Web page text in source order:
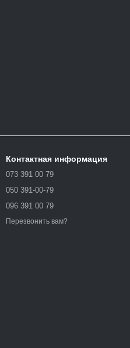
Контактная информация
073 391 00 79
050 391-00-79
096 391 00 79
Перезвонить вам?